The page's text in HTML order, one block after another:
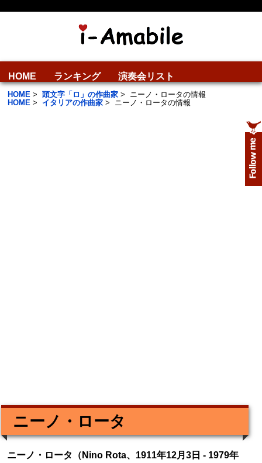
HOME ランキング 演奏会リスト
HOME > 頭文字「ロ」の作曲家 > ニーノ・ロータの情報
HOME > イタリアの作曲家 > ニーノ・ロータの情報
ニーノ・ロータ
ニーノ・ロータ（Nino Rota、1911年12月3日 - 1979年